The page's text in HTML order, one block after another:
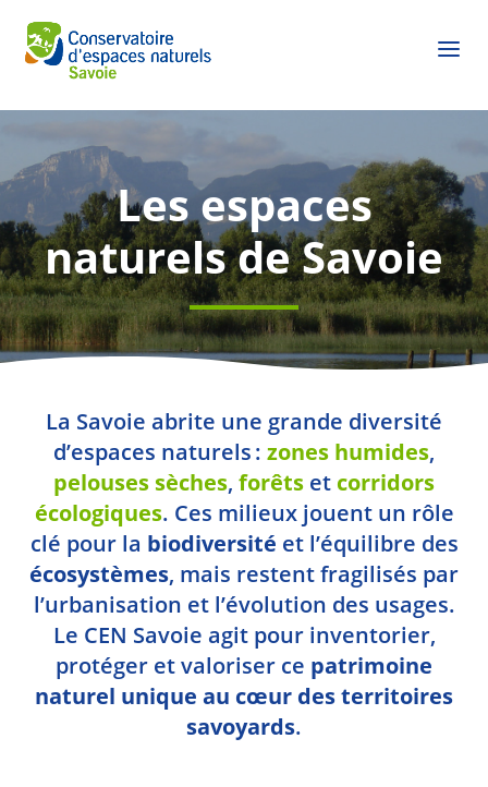
Les espaces
naturels de Savoie
La Savoie abrite une grande diversité
d’espaces naturels : zones humides,
pelouses sèches, forêts et corridors
écologiques. Ces milieux jouent un rôle
clé pour la biodiversité et l’équilibre des
écosystèmes, mais restent fragilisés par
l’urbanisation et l’évolution des usages.
Le CEN Savoie agit pour inventorier,
protéger et valoriser ce patrimoine
naturel unique au cœur des territoires
savoyards.